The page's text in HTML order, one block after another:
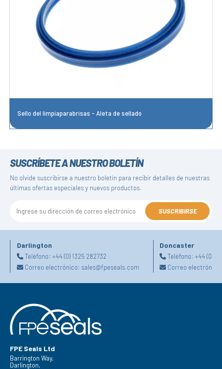
Sello del limpiaparabrisas - Aleta de sellado
SUSCRÍBETE A NUESTRO BOLETÍN
No olvide suscribirse a nuestro boletín para recibir detalles de nuestras
últimas ofertas especiales y nuevos productos.
SUSCRIBIRSE
Darlington
Teléfono: +44 (0) 1325 282732
Correo electrónico: sales@fpeseals.com
Doncaster
Teléfono:+44 (0)
Correo
FPE Seals Ltd
Barrington Way,
Darlington,